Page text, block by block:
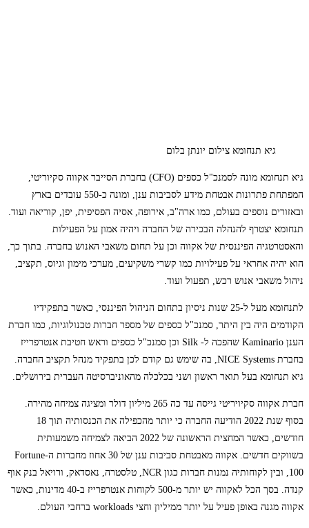
גיא תנחומא צילום יונתן בלום
גיא תנחומא מונה לסמנכ"ל כספים (CFO) בחברת הסייבר אקווה סקיוריטי,
המפתחת פתרונות אבטחת מידע לסביבות ענן, ומונה כ-550 עובדים בארץ
ובאזורים נוספים בעולם, כמו ארה"ב, אירופה, אסיה הפסיפית, יפן, קוריאה ועוד.
תנחומא יצטרף להנהלה הבכירה של החברה ויהיה אמון על הפעילות
והאסטרטגיה הפיננסית של אקווה וכן על תחום משאבי האנוש בחברה. בתוך כך,
הוא יהיה אחראי על פעילויות כמו קשרי משקיעים, מערכי מימון וגיוס, תקציב,
ניהול משאבי אנוש רכש, תפעול ועוד.
לתנחומא מעל ל-25 שנות ניסיון בתחום הניהול הפיננסי, כאשר בתפקידיו
הקודמים היה בין היתר, סמנכ"ל כספים של מספר חברות טכנולוגיות, כמו חברת
הענן Kaminario שהפכה ל- Silk וכן סמנכ"ל כספים וראש חטיבת אנטרפרייז
בחברת NICE Systems, בה שימש גם קודם לכן בתפקיד מנהל תקציב החברה.
גיא תנחומא בעל תואר ראשון ושני בכלכלה מהאוניברסיטה העברית בירושלים.
חברת אקווה סקיויריטי גייסה עד כה 265 מיליון דולר ומציגה צמיחה מהירה.
בסוף שנת 2022 הודיעה החברה כי יותר מהכפילה את הכנסותיה תוך 18
חודשים, כאשר המחצית הראשונה של 2022 הביאה לצמיחה משמעותית
בשווקים חדשים. אקווה מאבטחת סביבות ענן של 30 אחוז מחברות ה-Fortune
100, ובין לקוחותיה נמנות חברות כגון NCR, טלסטרה, נאסדאק, ורויאל בנק אוף
קנדה. בסך הכל לאקווה יש יותר מ-500 לקוחות אנטרפרייז ב-40 מדינות, כאשר
אקווה מגנה באופן פעיל על יותר ממיליון וחצי workloads ברחבי העולם.